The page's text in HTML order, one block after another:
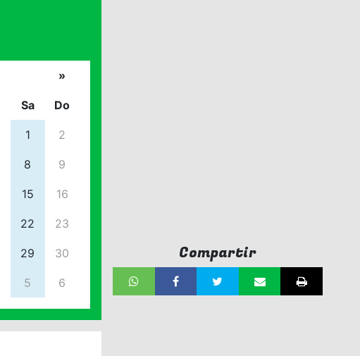
»
Sa Do
1 2
8 9
15 16
22 23
29 30
5 6
Compartir